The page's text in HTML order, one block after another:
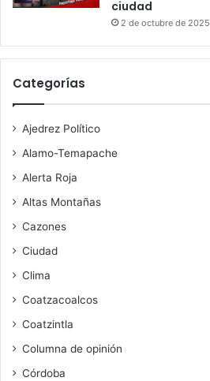
ciudad
2 de octubre de 2025
Categorías
Ajedrez Político
Alamo-Temapache
Alerta Roja
Altas Montañas
Cazones
Ciudad
Clima
Coatzacoalcos
Coatzintla
Columna de opinión
Córdoba